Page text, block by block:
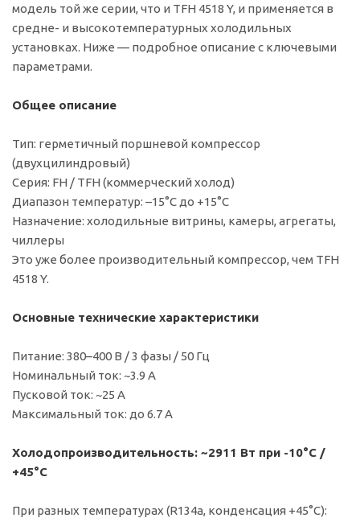
модель той же серии, что и TFH 4518 Y, и применяется в
средне- и высокотемпературных холодильных
установках. Ниже — подробное описание с ключевыми
параметрами.
Общее описание
Тип: герметичный поршневой компрессор
(двухцилиндровый)
Серия: FH / TFH (коммерческий холод)
Диапазон температур: –15°C до +15°C
Назначение: холодильные витрины, камеры, агрегаты,
чиллеры
Это уже более производительный компрессор, чем TFH
4518 Y.
Основные технические характеристики
Питание: 380–400 В / 3 фазы / 50 Гц
Номинальный ток: ~3.9 А
Пусковой ток: ~25 А
Максимальный ток: до 6.7 А
Холодопроизводительность: ~2911 Вт при -10°C /
+45°C
При разных температурах (R134a, конденсация +45°C):